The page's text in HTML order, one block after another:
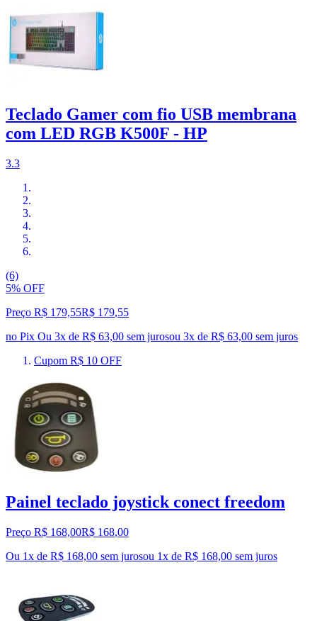
Teclado Gamer com fio USB membrana
com LED RGB K500F - HP
3.3
(6)
5% OFF
Preço R$ 179,55R$ 179,55
no Pix Ou 3x de R$ 63,00 sem jurosou 3x de R$ 63,00 sem juros
Cupom R$ 10 OFF
Painel teclado joystick conect freedom
Preço R$ 168,00R$ 168,00
Ou 1x de R$ 168,00 sem jurosou 1x de R$ 168,00 sem juros